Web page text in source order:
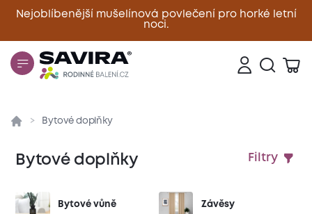
Nejoblíbenější mušelínová povlečení pro horké letní
noci.
Zavřít
Bytové doplňky
Bytové doplňky Filtry
Bytové vůně Závěsy